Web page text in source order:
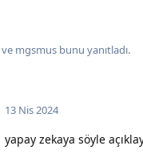
ve mgsmus bunu yanıtladı.
13 Nis 2024
yapay zekaya söyle